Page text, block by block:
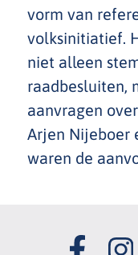
vorm van
volksinitiatief.
niet alleen
raadbesluiten,
aanvragen
Arjen Nijeboer
waren de